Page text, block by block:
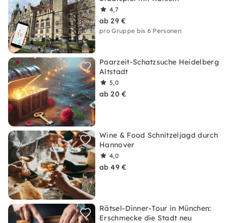
4,7
ab 29 €
pro Gruppe bis 6 Personen
Paarzeit-Schatzsuche Heidelberg
Altstadt
5,0
ab 20 €
Wine & Food Schnitzeljagd durch
Hannover
4,0
ab 49 €
Rätsel-Dinner-Tour in München:
Erschmecke die Stadt neu